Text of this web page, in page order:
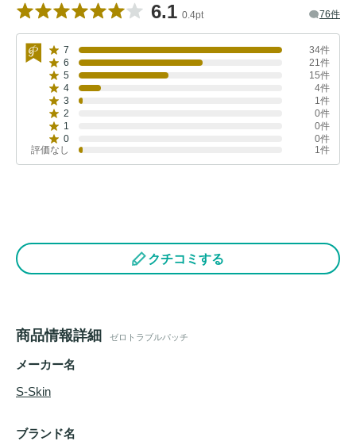
6.1 0.4pt 76件
7
34件
6
21件
5
15件
4
4件
3
1件
2
0件
1
0件
0
0件
評価なし
1件
クチコミする
商品情報詳細 ゼロトラブルパッチ
メーカー名
S-Skin
ブランド名